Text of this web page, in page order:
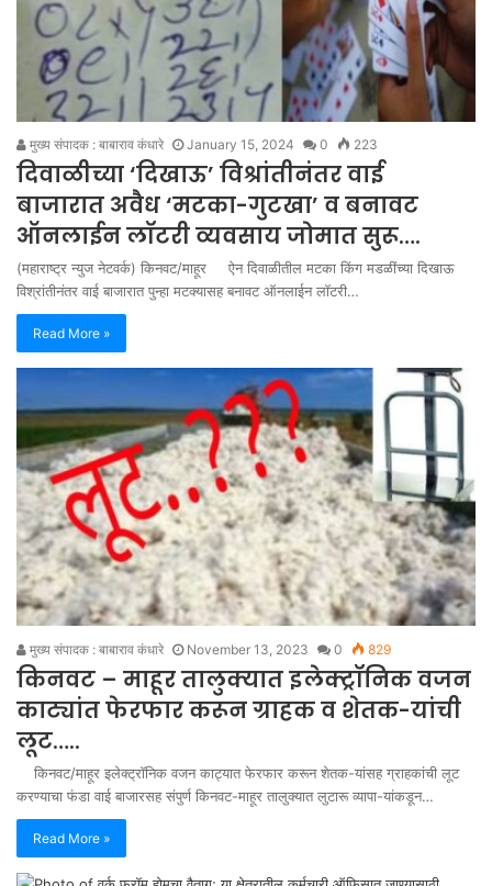
मुख्य संपादक : बाबाराव कंधारे January 15, 2024 0 223
दिवाळीच्या ‘दिखाऊ’ विश्रांतीनंतर वाई
बाजारात अवैध ‘मटका-गुटखा’ व बनावट
ऑनलाईन लॉटरी व्यवसाय जोमात सुरू….
(महाराष्ट्र न्युज नेटवर्क) किनवट/माहूर ऐन दिवाळीतील मटका किंग मडळींच्या दिखाऊ
विश्रांतीनंतर वाई बाजारात पुन्हा मटक्यासह बनावट ऑनलाईन लॉटरी…
Read More »
मुख्य संपादक : बाबाराव कंधारे November 13, 2023 0 829
किनवट – माहूर तालुक्यात इलेक्ट्रॉनिक वजन
काट्यांत फेरफार करून ग्राहक व शेतक-यांची
लूट…..
किनवट/माहूर इलेक्ट्रॉनिक वजन काट्यात फेरफार करून शेतक-यांसह ग्राहकांची लूट
करण्याचा फंडा वाई बाजारसह संपुर्ण किनवट-माहूर तालुक्यात लुटारू व्यापा-यांकडून…
Read More »